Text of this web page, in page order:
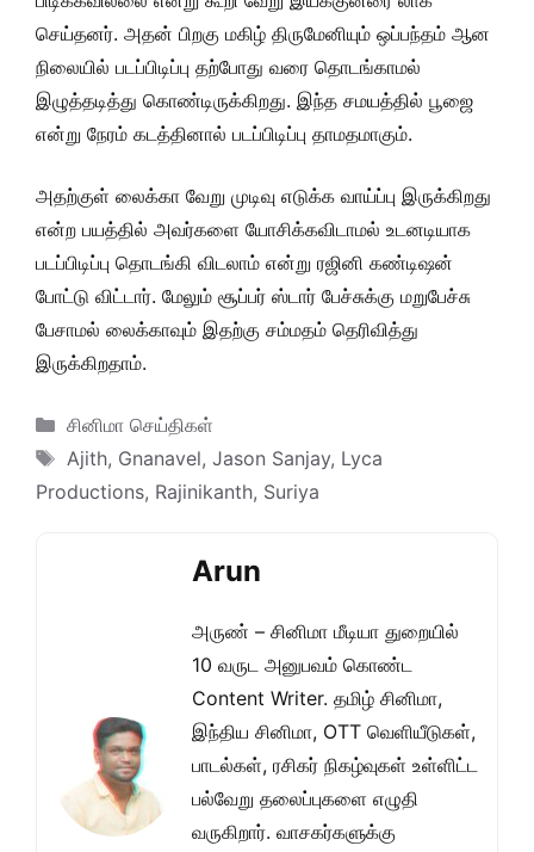
செய்தனர். அதன் பிறகு மகிழ் திருமேனியும் ஒப்பந்தம் ஆன
நிலையில் படப்பிடிப்பு தற்போது வரை தொடங்காமல்
இழுத்தடித்து கொண்டிருக்கிறது. இந்த சமயத்தில் பூஜை
என்று நேரம் கடத்தினால் படப்பிடிப்பு தாமதமாகும்.
அதற்குள் லைக்கா வேறு முடிவு எடுக்க வாய்ப்பு இருக்கிறது
என்ற பயத்தில் அவர்களை யோசிக்கவிடாமல் உடனடியாக
படப்பிடிப்பு தொடங்கி விடலாம் என்று ரஜினி கண்டிஷன்
போட்டு விட்டார். மேலும் சூப்பர் ஸ்டார் பேச்சுக்கு மறுபேச்சு
பேசாமல் லைக்காவும் இதற்கு சம்மதம் தெரிவித்து
இருக்கிறதாம்.
Categories
சினிமா செய்திகள்
Tags
Ajith, Gnanavel, Jason Sanjay, Lyca
Productions, Rajinikanth, Suriya
Arun
அருண் – சினிமா மீடியா துறையில்
10 வருட அனுபவம் கொண்ட
Content Writer. தமிழ் சினிமா,
இந்திய சினிமா, OTT வெளியீடுகள்,
பாடல்கள், ரசிகர் நிகழ்வுகள் உள்ளிட்ட
பல்வேறு தலைப்புகளை எழுதி
வருகிறார். வாசகர்களுக்கு